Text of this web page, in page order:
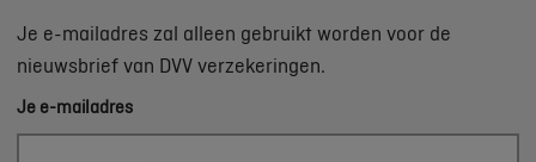
Je e-mailadres zal alleen gebruikt worden voor de
nieuwsbrief van DVV verzekeringen.
Je e-mailadres